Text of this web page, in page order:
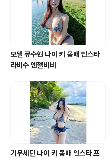
모델 류수현 나이 키 몸매 인스타
라비수 엔젤비비
기무세딘 나이 키 몸매 인스타 프